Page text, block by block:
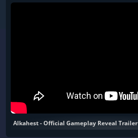
Alkahest - Official Gameplay Reveal Trailer